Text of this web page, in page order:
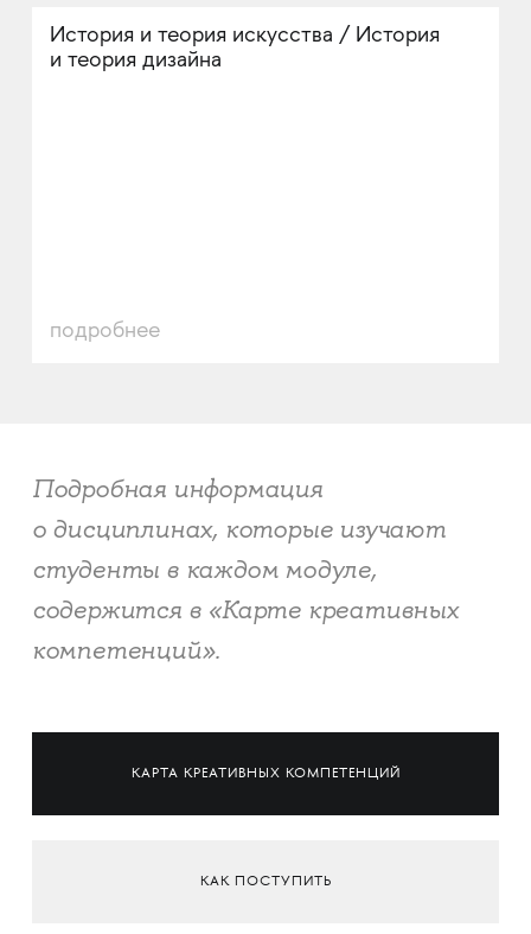
История и теория искусства / История
и теория дизайна
подробнее
Подробная информация
о дисциплинах, которые изучают
студенты в каждом модуле,
содержится в «Карте креативных
компетенций».
КАРТА КРЕАТИВНЫХ КОМПЕТЕНЦИЙ
КАК ПОСТУПИТЬ